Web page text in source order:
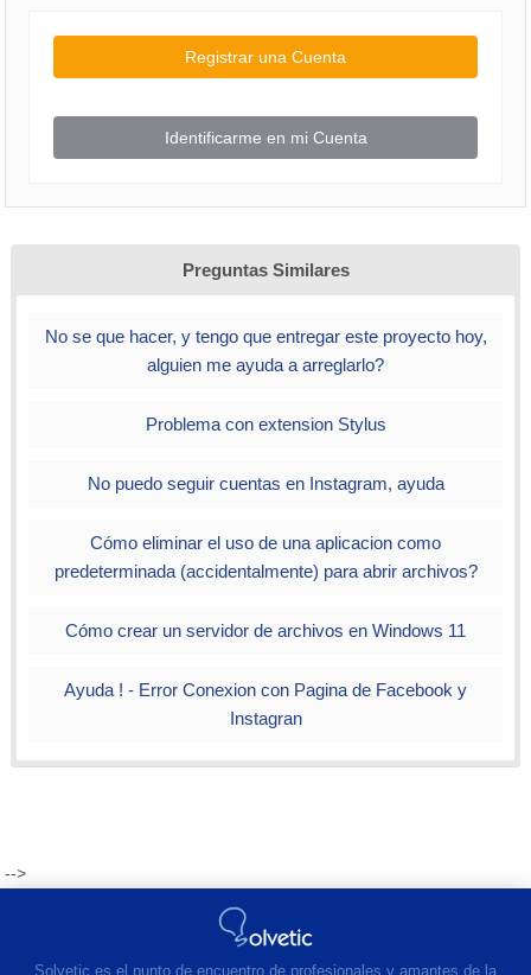
Registrar una Cuenta
Identificarme en mi Cuenta
Preguntas Similares
No se que hacer, y tengo que entregar este proyecto hoy,
alguien me ayuda a arreglarlo?
Problema con extension Stylus
No puedo seguir cuentas en Instagram, ayuda
Cómo eliminar el uso de una aplicacion como
predeterminada (accidentalmente) para abrir archivos?
Cómo crear un servidor de archivos en Windows 11
Ayuda ! - Error Conexion con Pagina de Facebook y
Instagran
-->
Solvetic es el punto de encuentro de profesionales y amantes de la